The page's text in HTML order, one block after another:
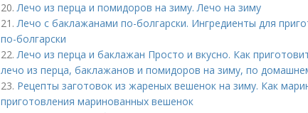
20.Лечо из перца и помидоров на зиму. Лечо на зиму
21.Лечо с баклажанами по-болгарски. Ингредиенты для
по-болгарски
22.Лечо из перца и баклажан Просто и вкусно. Как
лечо из перца, баклажанов и помидоров на зиму, по
23. Рецепты заготовок из жареных вешенок на зиму. Как
приготовления маринованных вешенок